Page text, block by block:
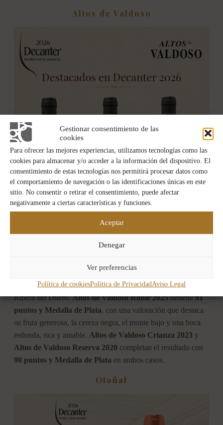
Gestionar consentimiento de las
cookies
Para ofrecer las mejores experiencias, utilizamos tecnologías como las
cookies para almacenar y/o acceder a la información del dispositivo. El
consentimiento de estas tecnologías nos permitirá procesar datos como
el comportamiento de navegación o las identificaciones únicas en este
sitio. No consentir o retirar el consentimiento, puede afectar
negativamente a ciertas características y funciones.
Aceptar
Denegar
Ver preferencias
Política de cookiesPolítica de PrivacidadAviso Legal
Altos de Valdoso
Por su parte,Altos de Valdososuma tres reconocimientos en
Ribera del Duero.Altos de Valdoso Roble 2025obtiene91
puntos y Medalla de Plata, con una valoración que destaca
su fruta generosa, la cereza negra, el monte bajo y una boca
redonda, rica y amable. Altos de Valdoso Crianza 2023 y
Altos de Valdoso Reserva 2020 completan el resultado con
90 puntos y Medalla de Plata en ambos casos.
Otoñal